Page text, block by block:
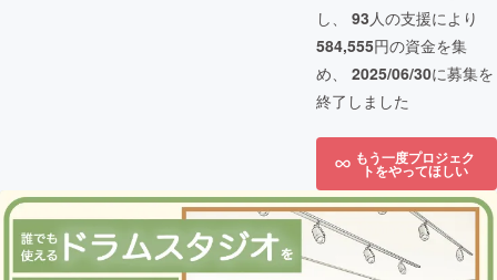
し、 93人の支援により
584,555円の資金を集
め、 2025/06/30に募集を
終了しました
もう一度プロジェク
トをやってほしい